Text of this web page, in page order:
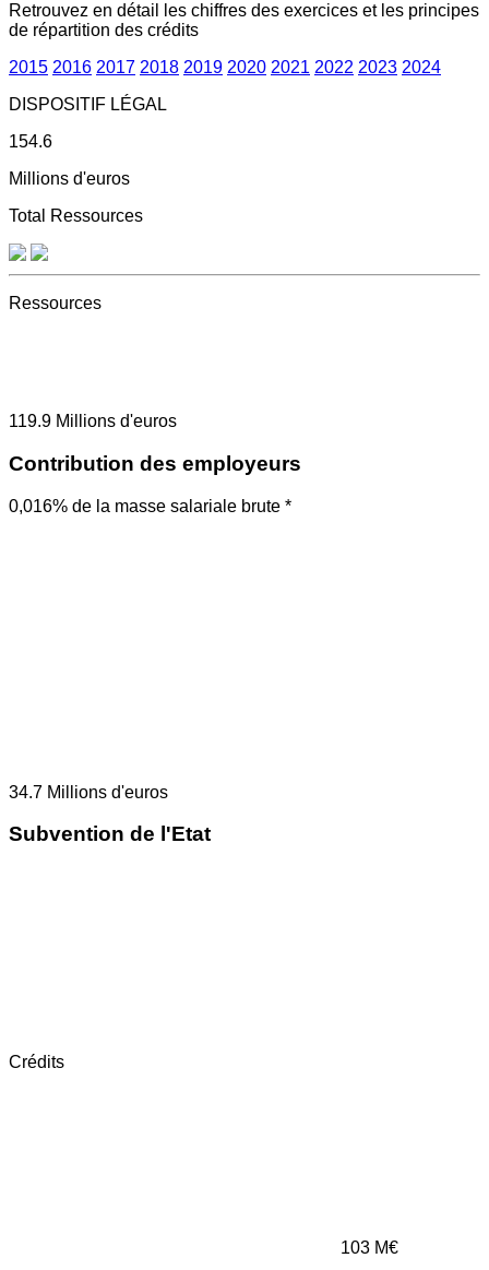
Retrouvez en détail les chiffres des exercices et les principes
de répartition des crédits
2015 2016 2017 2018 2019 2020 2021 2022 2023 2024
DISPOSITIF LÉGAL
154.6
Millions d'euros
Total Ressources
Ressources
119.9 Millions d'euros
Contribution des employeurs
0,016% de la masse salariale brute *
34.7 Millions d'euros
Subvention de l'Etat
Crédits
103 M€